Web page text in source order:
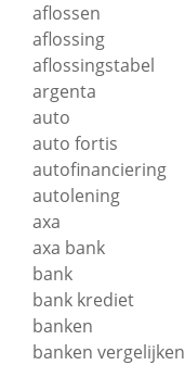
aflossen
aflossing
aflossingstabel
argenta
auto
auto fortis
autofinanciering
autolening
axa
axa bank
bank
bank krediet
banken
banken vergelijken